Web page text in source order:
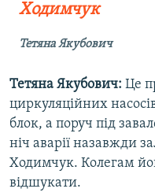
Ходимчук
Тетяна Якубович
Тетяна Якубович: Це
циркуляційних
блок, а поруч під
ніч аварії назавжди
Ходимчук. Колегам
відшукати.